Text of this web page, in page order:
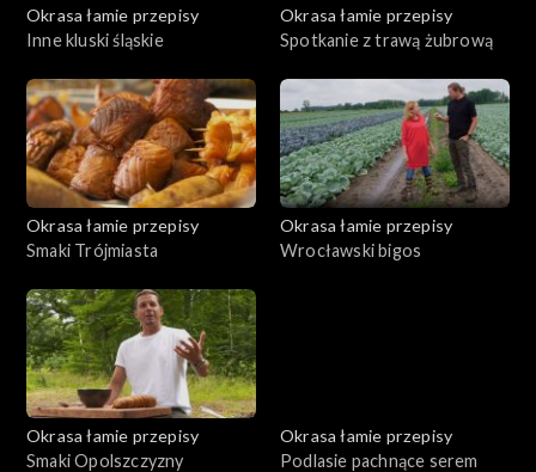
Okrasa łamie przepisy
Inne kluski śląskie
Okrasa łamie przepisy
Spotkanie z trawą żubrową
Okrasa łamie przepisy
Smaki Trójmiasta
Okrasa łamie przepisy
Wrocławski bigos
Okrasa łamie przepisy
Smaki Opolszczyzny
Okrasa łamie przepisy
Podlasie pachnące serem